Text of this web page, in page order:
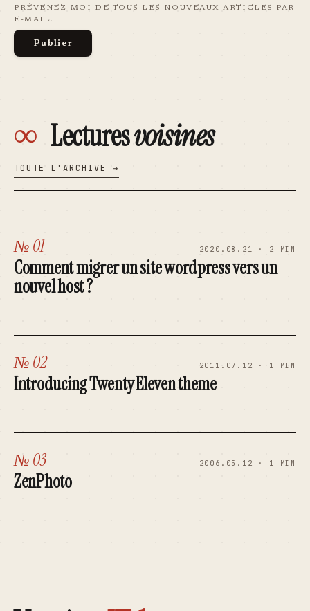
PRÉVENEZ-MOI DE TOUS LES NOUVEAUX ARTICLES PAR
E-MAIL.
∞ Lecturesvoisines
TOUTE L'ARCHIVE →
№ 01 2020.08.21 · 2 MIN
Comment migrer un site wordpress vers un
nouvel host ?
№ 02 2011.07.12 · 1 MIN
Introducing Twenty Eleven theme
№ 03 2006.05.12 · 1 MIN
ZenPhoto